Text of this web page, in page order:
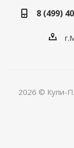
8 (499)
2026 © Купи-